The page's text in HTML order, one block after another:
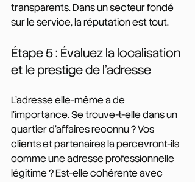
transparents. Dans un secteur fondé
sur le service, la réputation est tout.
Étape 5 : Évaluez la localisation
et le prestige de l'adresse
L'adresse elle-même a de
l'importance. Se trouve-t-elle dans un
quartier d'affaires reconnu ? Vos
clients et partenaires la percevront-ils
comme une adresse professionnelle
légitime ? Est-elle cohérente avec